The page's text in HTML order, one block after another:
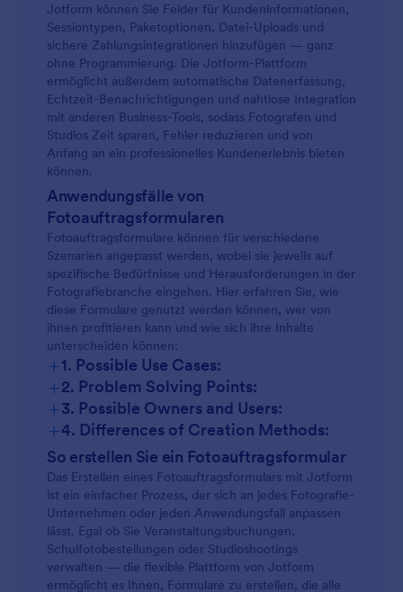
Jotform können Sie Felder für Kundeninformationen,
Sessiontypen, Paketoptionen, Datei-Uploads und
sichere Zahlungsintegrationen hinzufügen — ganz
ohne Programmierung. Die Jotform-Plattform
ermöglicht außerdem automatische Datenerfassung,
Echtzeit-Benachrichtigungen und nahtlose Integration
mit anderen Business-Tools, sodass Fotografen und
Studios Zeit sparen, Fehler reduzieren und von
Anfang an ein professionelles Kundenerlebnis bieten
können.
Anwendungsfälle von
Fotoauftragsformularen
Fotoauftragsformulare können für verschiedene
Szenarien angepasst werden, wobei sie jeweils auf
spezifische Bedürfnisse und Herausforderungen in der
Fotografiebranche eingehen. Hier erfahren Sie, wie
diese Formulare genutzt werden können, wer von
ihnen profitieren kann und wie sich ihre Inhalte
unterscheiden können:
+1. Possible Use Cases:
Event-Fotografie-Buchungen:
Schul- oder Sportfotografie:
Portrait- oder Studioaufnahmen:
+2. Problem Solving Points:
+3. Possible Owners and Users:
+4. Differences of Creation Methods:
Veranstaltungsbuchungen:
Schulfotografie:
Produktfotografie:
So erstellen Sie ein Fotoauftragsformular
Das Erstellen eines Fotoauftragsformulars mit Jotform
ist ein einfacher Prozess, der sich an jedes Fotografie-
Unternehmen oder jeden Anwendungsfall anpassen
lässt. Egal ob Sie Veranstaltungsbuchungen,
Schulfotobestellungen oder Studioshootings
verwalten — die flexible Plattform von Jotform
ermöglicht es Ihnen, Formulare zu erstellen, die alle